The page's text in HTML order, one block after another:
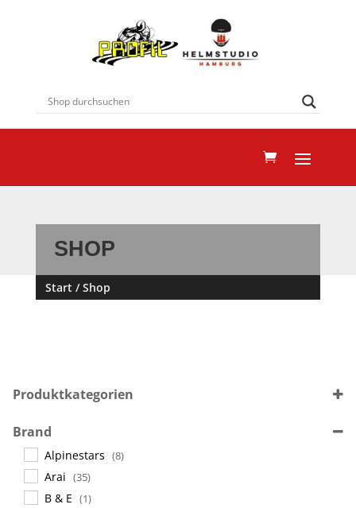
SHOP
Start / Shop
Produktkategorien
Helme
Accessoires (71)
Brand
Alpinestars (8)
Arai (35)
B & E (1)